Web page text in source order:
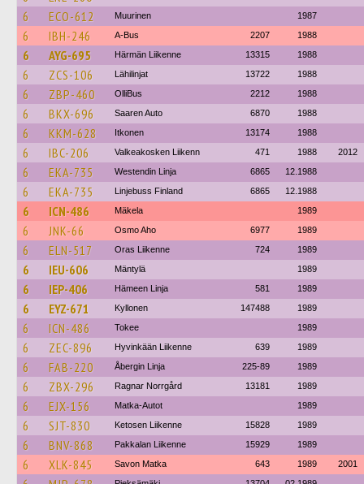
6 ECO-612 Muurinen 1987
6 IBH-246 A-Bus 2207 1988
6 AYG-695 Härmän Liikenne 13315 1988
6 ZCS-106 Lähilinjat 13722 1988
6 ZBP-460 OlliBus 2212 1988
6 BKX-696 Saaren Auto 6870 1988
6 KKM-628 Itkonen 13174 1988
6 IBC-206 Valkeakosken Liikenn 471 1988 2012
6 EKA-735 Westendin Linja 6865 12.1988
6 EKA-735 Linjebuss Finland 6865 12.1988
6 ICN-486 Mäkela 1989
6 JNK-66 Osmo Aho 6977 1989
6 ELN-517 Oras Liikenne 724 1989
6 IEU-606 Mäntylä 1989
6 IEP-406 Hämeen Linja 581 1989
6 EYZ-671 Kyllonen 147488 1989
6 ICN-486 Tokee 1989
6 ZEC-896 Hyvinkään Liikenne 639 1989
6 FAB-220 Åbergin Linja 225-89 1989
6 ZBX-296 Ragnar Norrgård 13181 1989
6 EJX-156 Matka-Autot 1989
6 SJT-830 Ketosen Liikenne 15828 1989
6 BNV-868 Pakkalan Liikenne 15929 1989
6 XLK-845 Savon Matka 643 1989 2001